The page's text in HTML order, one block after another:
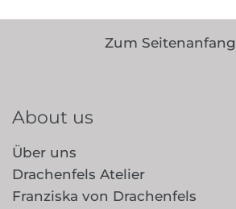
Zum Seitenanfang
About us
Über uns
Drachenfels Atelier
Franziska von Drachenfels